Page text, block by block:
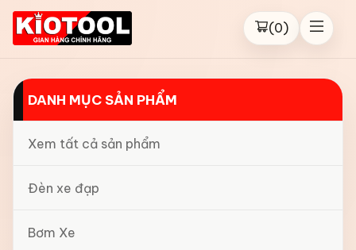
(0)
DANH MỤC SẢN PHẨM
Xem tất cả sản phẩm
Đèn xe đạp
Bơm Xe